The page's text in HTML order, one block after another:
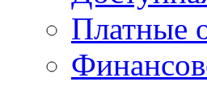
Платные